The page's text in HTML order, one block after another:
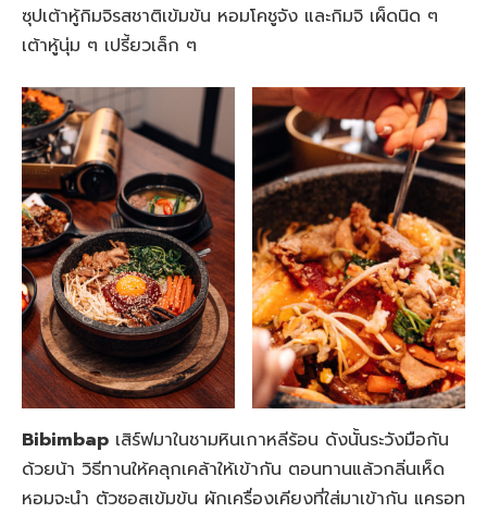
ซุปเต้าหู้กิมจิรสชาติเข้มข้น หอมโคชูจัง และกิมจิ เผ็ดนิด ๆ
เต้าหู้นุ่ม ๆ เปรี้ยวเล็ก ๆ
Bibimbap เสิร์ฟมาในชามหินเกาหลีร้อน ดังนั้นระวังมือกัน
ด้วยน้า วิธีทานให้คลุกเคล้าให้เข้ากัน ตอนทานแล้วกลิ่นเห็ด
หอมจะนำ ตัวซอสเข้มข้น ผักเครื่องเคียงที่ใส่มาเข้ากัน แครอท